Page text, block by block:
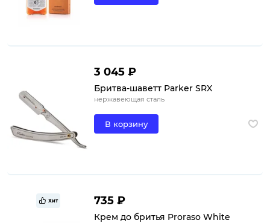
3 045 ₽
Бритва-шаветт Parker SRX
нержавеющая сталь
В корзину
Хит 735 ₽
Крем до бритья Proraso White